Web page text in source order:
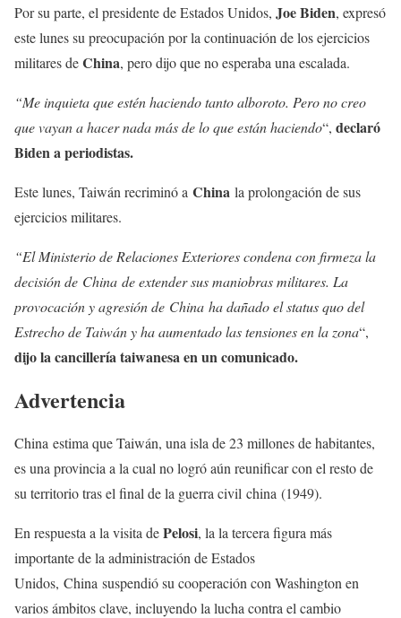
Por su parte, el presidente de Estados Unidos, Joe Biden, expresó
este lunes su preocupación por la continuación de los ejercicios
militares deChina, pero dijo que no esperaba una escalada.
“Me inquieta que estén haciendo tanto alboroto. Pero no creo
que vayan a hacer nada más de lo que están haciendo“, declaró
Biden a periodistas.
Este lunes, Taiwán recriminó a China la prolongación de sus
ejercicios militares.
“El Ministerio de Relaciones Exteriores condena con firmeza la
decisión de China de extender sus maniobras militares. La
provocación y agresión de China ha dañado el status quo del
Estrecho de Taiwán y ha aumentado las tensiones en la zona“,
dijo la cancillería taiwanesa en un comunicado.
Advertencia
China estima que Taiwán, una isla de 23 millones de habitantes,
es una provincia a la cual no logró aún reunificar con el resto de
su territorio tras el final de la guerra civil china (1949).
En respuesta a la visita dePelosi, la la tercera figura más
importante de la administración de Estados
Unidos, China suspendió su cooperación con Washington en
varios ámbitos clave, incluyendo la lucha contra el cambio